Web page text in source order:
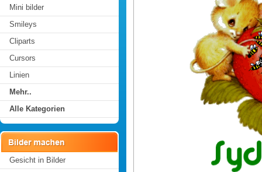
Mini bilder
Smileys
Cliparts
Cursors
Linien
Mehr..
Alle Kategorien
Gesicht in Bilder